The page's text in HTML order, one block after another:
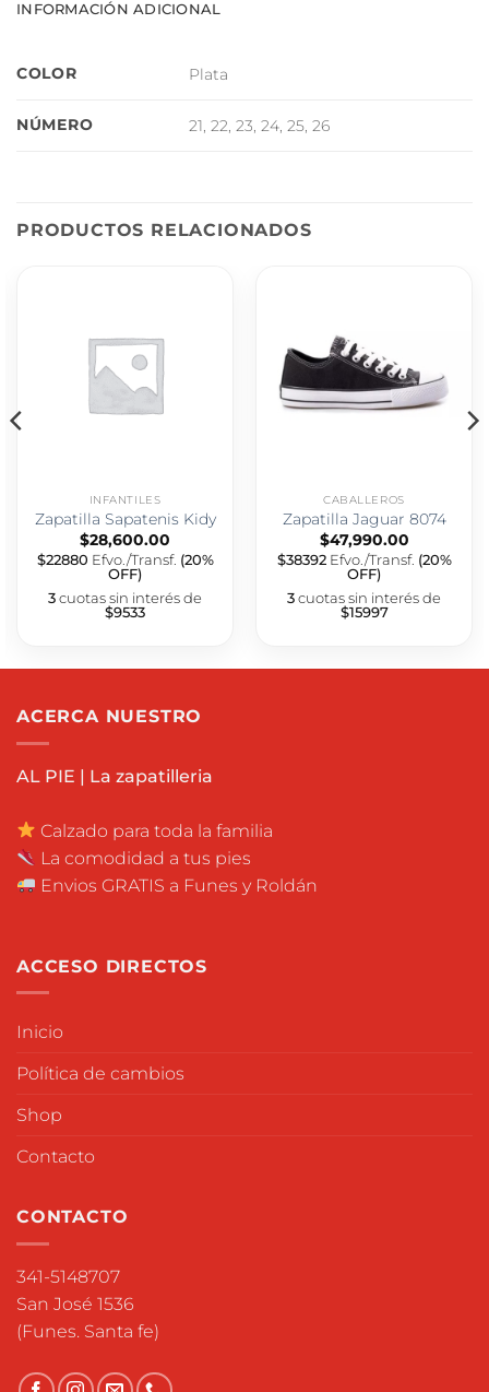
INFORMACIÓN ADICIONAL
COLOR Plata
NÚMERO 21, 22, 23, 24, 25, 26
PRODUCTOS RELACIONADOS
INFANTILES
Zapatilla Sapatenis Kidy
$28,600.00
$22880 Efvo./Transf. (20%
OFF)
3cuotas sin interés de
$9533
CABALLEROS
Zapatilla Jaguar 8074
$47,990.00
$38392Efvo./Transf. (20%
OFF)
3cuotas sin interés de
$15997
ACERCA NUESTRO
AL PIE | La zapatilleria
Calzado para toda la familia
La comodidad a tus pies
Envios GRATIS a Funes y Roldán
ACCESO DIRECTOS
Inicio
Política de cambios
Shop
Contacto
CONTACTO
341-5148707
San José 1536
(Funes. Santa fe)